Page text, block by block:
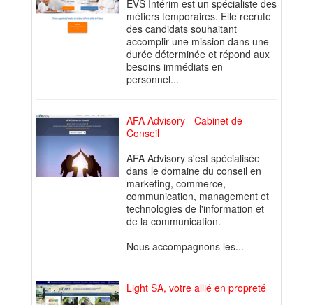
EVS Intérim est un spécialiste des
métiers temporaires. Elle recrute
des candidats souhaitant
accomplir une mission dans une
durée déterminée et répond aux
besoins immédiats en
personnel...
AFA Advisory - Cabinet de
Conseil
AFA Advisory s'est spécialisée
dans le domaine du conseil en
marketing, commerce,
communication, management et
technologies de l'information et
de la communication.
Nous accompagnons les...
Light SA, votre allié en propreté